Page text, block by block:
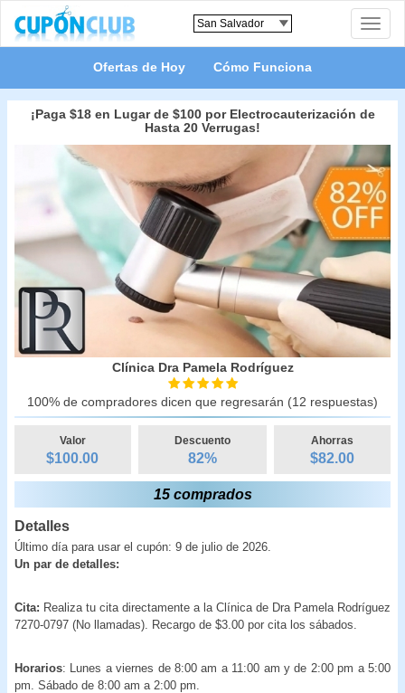
Toggle
Ofertas de Hoy Cómo Funciona
¡Paga $18 en Lugar de $100 por Electrocauterización de
Hasta 20 Verrugas!
Clínica Dra Pamela Rodríguez
100% de compradores dicen que regresarán (12 respuestas)
Valor
$100.00
Descuento
82%
Ahorras
$82.00
15 comprados
Detalles
Último día para usar el cupón: 9 de julio de 2026.
Un par de detalles:
Cita: Realiza tu cita directamente a la Clínica de Dra Pamela Rodríguez
7270-0797 (No llamadas). Recargo de $3.00 por cita los sábados.
Horarios: Lunes a viernes de 8:00 am a 11:00 am y de 2:00 pm a 5:00
pm. Sábado de 8:00 am a 2:00 pm.